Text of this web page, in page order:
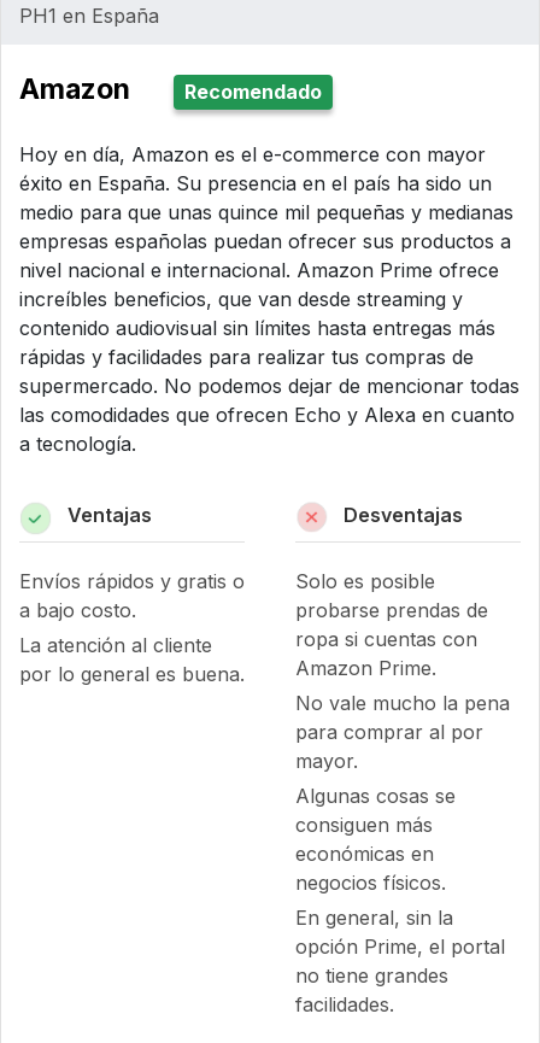
PH1 en España
Amazon Recomendado
Hoy en día, Amazon es el e-commerce con mayor
éxito en España. Su presencia en el país ha sido un
medio para que unas quince mil pequeñas y medianas
empresas españolas puedan ofrecer sus productos a
nivel nacional e internacional. Amazon Prime ofrece
increíbles beneficios, que van desde streaming y
contenido audiovisual sin límites hasta entregas más
rápidas y facilidades para realizar tus compras de
supermercado. No podemos dejar de mencionar todas
las comodidades que ofrecen Echo y Alexa en cuanto
a tecnología.
Ventajas
Envíos rápidos y gratis o
a bajo costo.
La atención al cliente
por lo general es buena.
Desventajas
Solo es posible
probarse prendas de
ropa si cuentas con
Amazon Prime.
No vale mucho la pena
para comprar al por
mayor.
Algunas cosas se
consiguen más
económicas en
negocios físicos.
En general, sin la
opción Prime, el portal
no tiene grandes
facilidades.